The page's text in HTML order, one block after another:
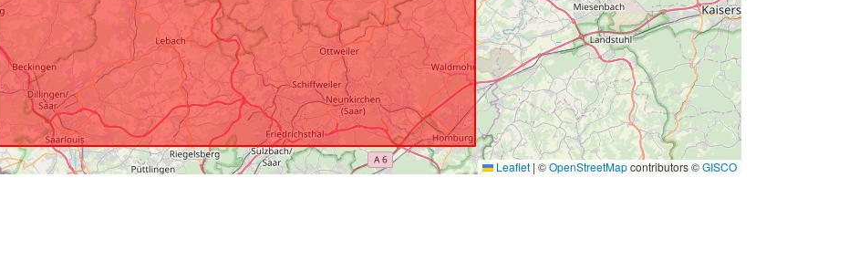
Leaflet | ©OpenStreetMapcontributors ©GISCO